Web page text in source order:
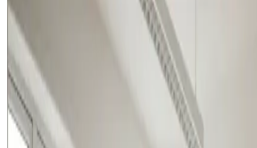
Vallensbæk
Fra svejserøgsudsugning til store
dækker hele bredden af industri- og
Vallensbæk og omegn.
Procesventilation